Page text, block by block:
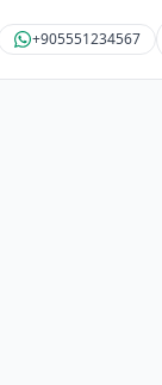
+905551234567